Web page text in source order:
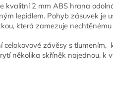
kvalitní 2 mm ABS hrana
lepidlem. Pohyb zásuvek je
která zamezuje
závěsy s tlumením,
několika skříněk najednou, k